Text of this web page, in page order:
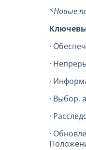
*Новые
·
·
·
· Выбор,
·
·